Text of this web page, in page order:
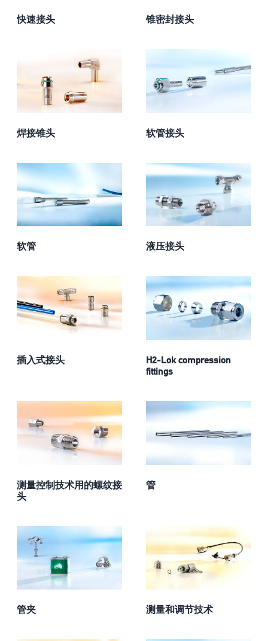
快速接头 锥密封接头
焊接锥头 软管接头
软管 液压接头
插入式接头
H2-Lok compression
fittings
测量控制技术用的螺纹接
头
管
管夹 测量和调节技术